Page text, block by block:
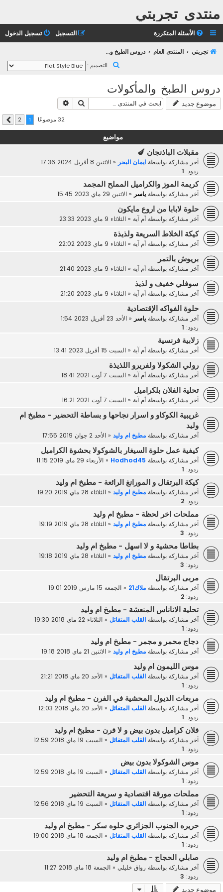
منتدى تجربتي
الأسئلة المتكررة تسجيل الدخول التسجيل
تجربتي المنتدى العام دروس الطبخ والمأكولات
التصميم :
ب
ث
دروس الطبخ والمأكولات
موضوع جديد بحث
32 موضوعًا 2 التالي
مواضيع
مقبلات الباذنجان 🍆
آخر مشاركة بواسطة ايمان البحر« الاثنين 8 أفريل 2024 17:36
ردود:
كريمة الموز والكراميل المملح المجمد
آخر مشاركة بواسطة ياسر« الاثنين 29 ماي 2023 15:45
حلوة لابابا من اروع مايكون
آخر مشاركة بواسطة أم آية« الثلاثاء 9 ماي 2023 23:33
كيكة الخلاط السريعة ولذيذة
آخر مشاركة بواسطة أم آية« الثلاثاء 9 ماي 2023 22:02
بريوش بالتمر
آخر مشاركة بواسطة أم آية« الثلاثاء 9 ماي 2023 21:40
سوفلي خفيف و لذيذ
آخر مشاركة بواسطة أم آية« الثلاثاء 9 ماي 2023 21:20
حلوة الفواكه الإقتصادية
آخر مشاركة بواسطة ياسر« الأحد 23 أفريل 2023 1:54
ردود:
زلابية فرنسية
آخر مشاركة بواسطة أم آية« السبت 15 أفريل 2023 13:41
رولي الشكولا ولفريرو اللذيذة
آخر مشاركة بواسطة أم آية« السبت 7 أوت 2021 18:41
تحلية الفلان بلكراميل
آخر مشاركة بواسطة أم آية« السبت 7 أوت 2021 16:21
غريبية الكوكاو و اسرار نجاحها و بساطة التحضير - مطبخ ام
وليد
آخر مشاركة بواسطة مطبخ ام وليد« الأحد 2 جوان 2019 17:55
كيفية عمل حلوة السيغار بالشوكولا بحشوة الكراميل
آخر مشاركة بواسطة Hodhod45
« الأربعاء 29 ماي 2019 11:15
ردود:
كيكة البرتقال و المورانغ الرائعة - مطبخ ام وليد
آخر مشاركة بواسطة مطبخ ام وليد« الثلاثاء 28 ماي 2019 19:20
ردود: 2
مملحات اخر لحظة - مطبخ ام وليد
آخر مشاركة بواسطة مطبخ ام وليد« الثلاثاء 28 ماي 2019 19:19
ردود: 3
بطاطا محشية و لا اسهل - مطبخ ام وليد
آخر مشاركة بواسطة مطبخ ام وليد« الثلاثاء 28 ماي 2019 19:18
ردود: 3
مربى البرتقال
آخر مشاركة بواسطة ملاك21 « الجمعة 15 مارس 2019 19:01
ردود: 2
تحلية الاناناس المنعشة - مطبخ ام وليد
آخر مشاركة بواسطة القلب المتفائل« الثلاثاء 22 ماي 2018 19:30
ردود:
دجاج محمر و مجمر - مطبخ ام وليد
آخر مشاركة بواسطة مطبخ ام وليد« الاثنين 21 ماي 2018 19:18
موس الليمون ام وليد
آخر مشاركة بواسطة القلب المتفائل« الأحد 20 ماي 2018 21:21
ردود:
مربعات الديول المحشية في الفرن - مطبخ ام وليد
آخر مشاركة بواسطة القلب المتفائل« الأحد 20 ماي 2018 12:03
ردود:
فلان كراميل بدون بيض و لا فرن - مطبخ ام وليد
آخر مشاركة بواسطة القلب المتفائل« السبت 19 ماي 2018 12:59
ردود:
موس الشوكولا بدون بيض
آخر مشاركة بواسطة القلب المتفائل« السبت 19 ماي 2018 12:59
ردود:
مملحات مورقة اقتصادية و سريعة التحضير
آخر مشاركة بواسطة القلب المتفائل« السبت 19 ماي 2018 12:56
ردود:
حريره الجنوب الجزائري حلوه سكر - مطبخ ام وليد
آخر مشاركة بواسطة القلب المتفائل« الجمعة 18 ماي 2018 19:00
ردود:
صابلي الحجاج - مطبخ ام وليد
آخر مشاركة بواسطة رواق خليلي « الجمعة 18 ماي 2018 11:27
ردود: 3
موضوع جديد